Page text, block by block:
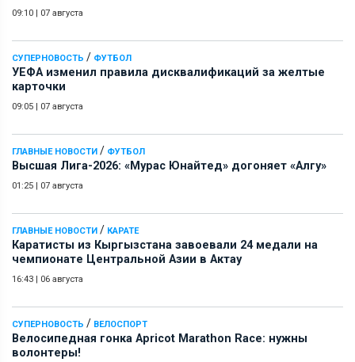
09:10 | 07 августа
СУПЕРНОВОСТЬ / ФУТБОЛ
УЕФА изменил правила дисквалификаций за желтые
карточки
09:05 | 07 августа
ГЛАВНЫЕ НОВОСТИ / ФУТБОЛ
Высшая Лига-2026: «Мурас Юнайтед» догоняет «Алгу»
01:25 | 07 августа
ГЛАВНЫЕ НОВОСТИ / КАРАТЕ
Каратисты из Кыргызстана завоевали 24 медали на
чемпионате Центральной Азии в Актау
16:43 | 06 августа
СУПЕРНОВОСТЬ / ВЕЛОСПОРТ
Велосипедная гонка Apricot Marathon Race: нужны
волонтеры!